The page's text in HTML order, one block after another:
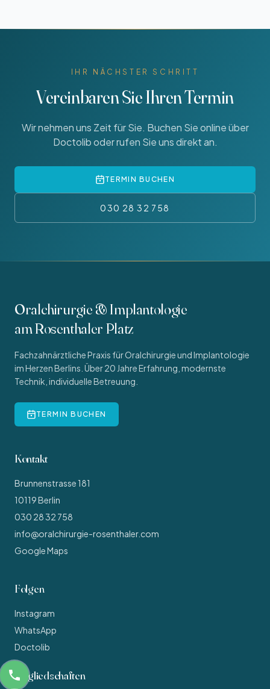
IHR NÄCHSTER SCHRITT
Vereinbaren Sie Ihren Termin
Wir nehmen uns Zeit für Sie. Buchen Sie online über
Doctolib oder rufen Sie uns direkt an.
TERMIN BUCHEN
030 28 32 758
Oralchirurgie & Implantologie
am Rosenthaler Platz
Fachzahnärztliche Praxis für Oralchirurgie und Implantologie
im Herzen Berlins. Über 20 Jahre Erfahrung, modernste
Technik, individuelle Betreuung.
TERMIN BUCHEN
Kontakt
Brunnenstrasse 181
10119Berlin
030 28 32 758
info@oralchirurgie-rosenthaler.com
Google Maps
Folgen
Instagram
WhatsApp
Doctolib
Mitgliedschaften